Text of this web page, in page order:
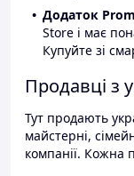
Додаток Prom
Store і має
Купуйте зі
Продавці з
Тут продають
майстерні,
компанії. Кожна